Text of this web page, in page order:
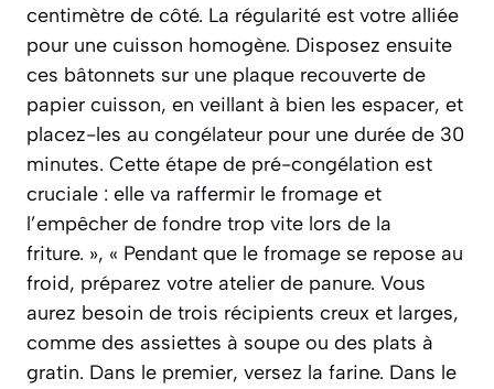
centimètre de côté. La régularité est votre alliée
pour une cuisson homogène. Disposez ensuite
ces bâtonnets sur une plaque recouverte de
papier cuisson, en veillant à bien les espacer, et
placez-les au congélateur pour une durée de 30
minutes. Cette étape de pré-congélation est
cruciale : elle va raffermir le fromage et
l’empêcher de fondre trop vite lors de la
friture. », « Pendant que le fromage se repose au
froid, préparez votre atelier de panure. Vous
aurez besoin de trois récipients creux et larges,
comme des assiettes à soupe ou des plats à
gratin. Dans le premier, versez la farine. Dans le